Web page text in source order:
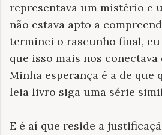
representava um mistério e
não estava apto a
terminei o rascunho final,
que isso mais nos conectava
Minha esperança é a de que
leia livro siga uma série
E é aí que reside a